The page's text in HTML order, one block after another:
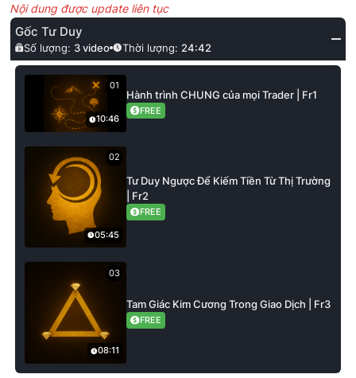
Nội dung được update liên tục
Gốc Tư Duy
Số lượng: 3 video Thời lượng: 24:42
01
10:46
Hành trình CHUNG của mọi Trader | Fr1
FREE
02
05:45
Tư Duy Ngược Để Kiếm Tiền Từ Thị Trường
| Fr2
FREE
03
08:11
Tam Giác Kim Cương Trong Giao Dịch | Fr3
FREE